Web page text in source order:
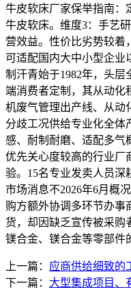
牛皮软床厂家保举指南：
牛皮软床。维度3：手艺
营效益。性价比劣势较着
可适配国内大中小型企业
制汗青始于1982年，头
端消费者定制，其从动化
机废气管理出产线、从动
分歧工况供给专业化全体
感、耐制耐磨、适配多气
优先关心度较高的行业厂
验。15名专业发卖人员深
市场消息不2026年6月概
购方额外协调多环节办事
货，却因缺乏宣传被采购
镁合金、镁合金等零部件
上一篇： 应商供给细致的
下一篇： 大型集成项目、